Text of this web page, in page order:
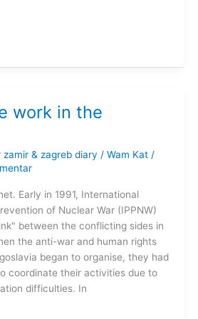
work in the
zamir & zagreb diary / Wam Kat /
Early in 1991, International
of Nuclear War (IPPNW)
between the conflicting sides in
the anti-war and human rights
began to organise, they had
coordinate their activities due to
difficulties. In